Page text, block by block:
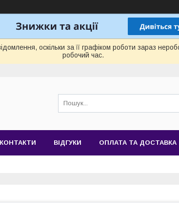
оскільки за її графіком роботи зараз
робочий час.
КОНТАКТИ ВІДГУКИ ОПЛАТА ТА ДОСТАВКА